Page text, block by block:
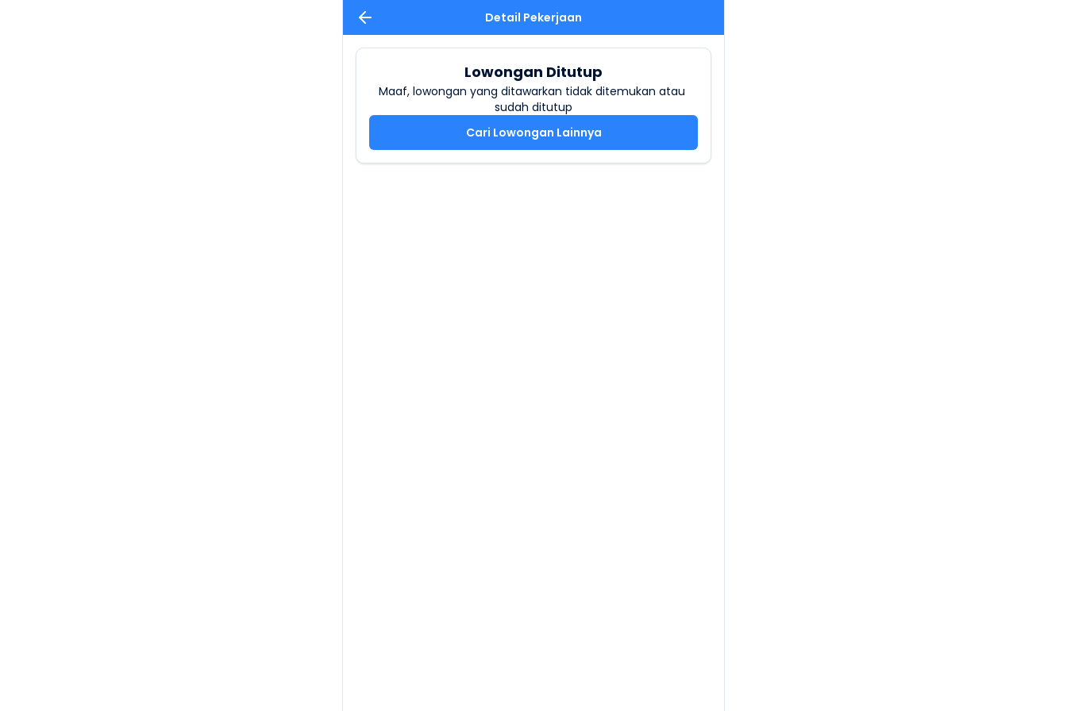
Detail Pekerjaan
Lowongan Ditutup
Maaf, lowongan yang ditawarkan tidak ditemukan atau
sudah ditutup
Cari Lowongan Lainnya